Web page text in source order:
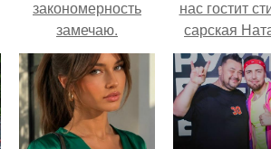
закономерность
замечаю.
нас гостит
сарская
яневич.